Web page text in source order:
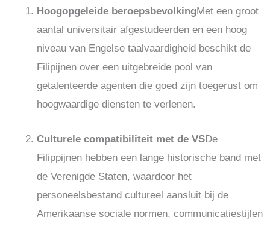
Hoogopgeleide beroepsbevolkingMet een groot
aantal universitair afgestudeerden en een hoog
niveau van Engelse taalvaardigheid beschikt de
Filipijnen over een uitgebreide pool van
getalenteerde agenten die goed zijn toegerust om
hoogwaardige diensten te verlenen.
Culturele compatibiliteit met de VSDe
Filippijnen hebben een lange historische band met
de Verenigde Staten, waardoor het
personeelsbestand cultureel aansluit bij de
Amerikaanse sociale normen, communicatiestijlen